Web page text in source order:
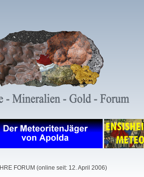
FORUM (online seit: 12. April 2006)